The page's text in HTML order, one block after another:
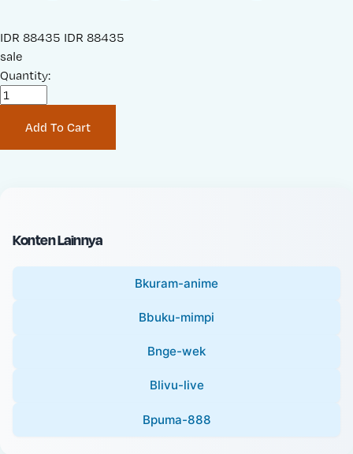
S
a
l
e
i
IDR 88435 O
n
a
c
e
IDR 88435
sale
Quantity:
Add To Cart
Konten Lainnya
Bkuram-anime
Bbuku-mimpi
Bnge-wek
Blivu-live
Bpuma-888